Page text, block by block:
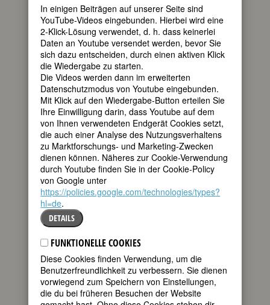
[Geburtsname])
geboren am 15. August 1896 in Prag
gestorben am 26. Oktober 1957 in St.
Louis, Missouri
US-amerikanische Biochemikerin
(Nobelpreis für Physiologie und
Medizin, 1947)
65. Todestag am 26. Oktober 2022
Biografie•Zitate• Weblinks•Literatur &
Quellen•Bildquellen
BIOGRAFIE
Gerty Cori war die dritte Frau und erste
US-Amerikanerin, die – für ihre Arbeiten
zum Zucker-Stoffwechsel – den
Nobelpreis für Medizin und Physiologie
bekam. Ihr und ihrem Mann Carl war
1939 die erste Glykogen-Synthese
gelungen.
Geboren wurde Gerty Cori in Prag als
In einigen Beiträgen auf unserer Seite sind
YouTube-Videos eingebunden. Hierbei wird eine
2-Klick-Lösung verwendet, d. h. dass keinerlei
Daten an Youtube versendet werden, bevor Sie
sich dazu entscheiden, durch einen aktiven Klick
die Wiedergabe zu starten.
Die Videos werden dann im erweiterten
Datenschutzmodus von Youtube eingebunden.
Mit Klick auf den Wiedergabe-Button erteilen Sie
Ihre Einwilligung darin, dass Youtube auf dem
von Ihnen verwendeten Endgerät Cookies setzt,
die auch einer Analyse des Nutzungsverhaltens
zu Marktforschungs- und Marketing-Zwecken
dienen können. Näheres zur Cookie-Verwendung
durch Youtube finden Sie in der Cookie-Policy
von Google unter
https://policies.google.com/technologies/types?
hl=de.
DETAILS
FUNKTIONELLE COOKIES
Diese Cookies finden Verwendung, um die
Benutzerfreundlichkeit zu verbessern. Sie dienen
vorwiegend zum Speichern von Einstellungen,
die du bei früheren Besuchen der Website